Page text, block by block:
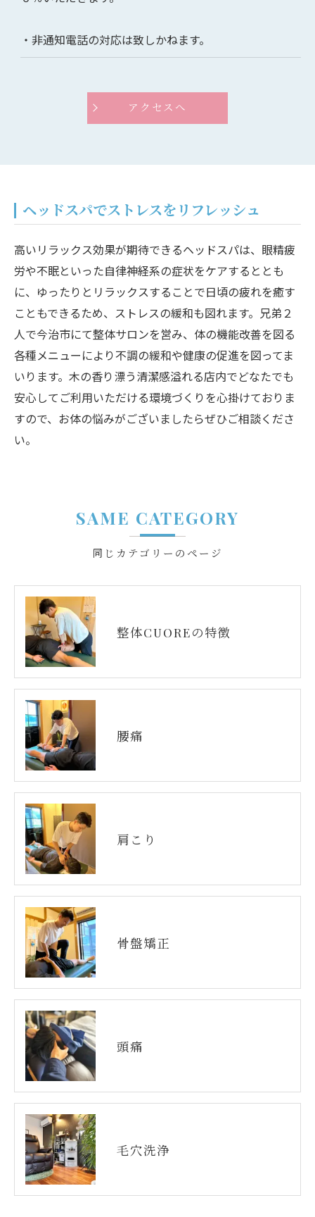
・非通知電話の対応は致しかねます。
アクセスへ
ヘッドスパでストレスをリフレッシュ
高いリラックス効果が期待できるヘッドスパは、眼精疲
労や不眠といった自律神経系の症状をケアするととも
に、ゆったりとリラックスすることで日頃の疲れを癒す
こともできるため、ストレスの緩和も図れます。兄弟２
人で今治市にて整体サロンを営み、体の機能改善を図る
各種メニューにより不調の緩和や健康の促進を図ってま
いります。木の香り漂う清潔感溢れる店内でどなたでも
安心してご利用いただける環境づくりを心掛けておりま
すので、お体の悩みがございましたらぜひご相談くださ
い。
同じカテゴリーのページ
SAME CATEGORY
整体CUOREの特徴
腰痛
肩こり
骨盤矯正
頭痛
毛穴洗浄